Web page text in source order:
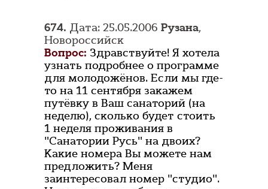
674. Дата: 25.05.2006 Рузана,
Новороссийск
Вопрос: Здравствуйте! Я хотела
узнать подробнее о программе
для молодожёнов. Если мы где-
то на 11 сентября закажем
путёвку в Ваш санаторий (на
неделю), сколько будет стоить
1 неделя проживания в
"Санатории Русь" на двоих?
Какие номера Вы можете нам
предложить? Меня
заинтересовал номер "студио".